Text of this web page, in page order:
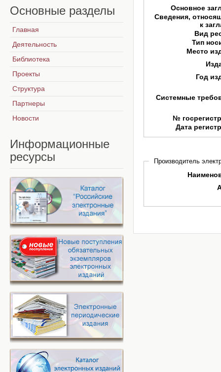
Основное
Сведения,
к
Вид
Тип
Место
Год
Системные
№
Дата
Производитель
Основные разделы
Главная
Деятельность
Библиотека
Проекты
Структура
Партнеры
Новости
Информационные
ресурсы